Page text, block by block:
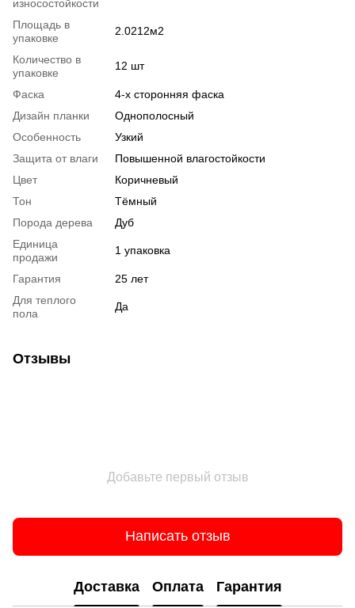
износостойкости
Площадь в
упаковке
2.0212м2
Количество в
упаковке
12 шт
Фаска
4-х сторонняя фаска
Дизайн планки
Однополосный
Особенность
Узкий
Защита от влаги
Повышенной влагостойкости
Цвет
Коричневый
Тон
Тёмный
Порода дерева
Дуб
Единица
продажи
1 упаковка
Гарантия
25 лет
Для теплого
пола
Да
Отзывы
Добавьте первый отзыв
Написать отзыв
Доставка Оплата Гарантия